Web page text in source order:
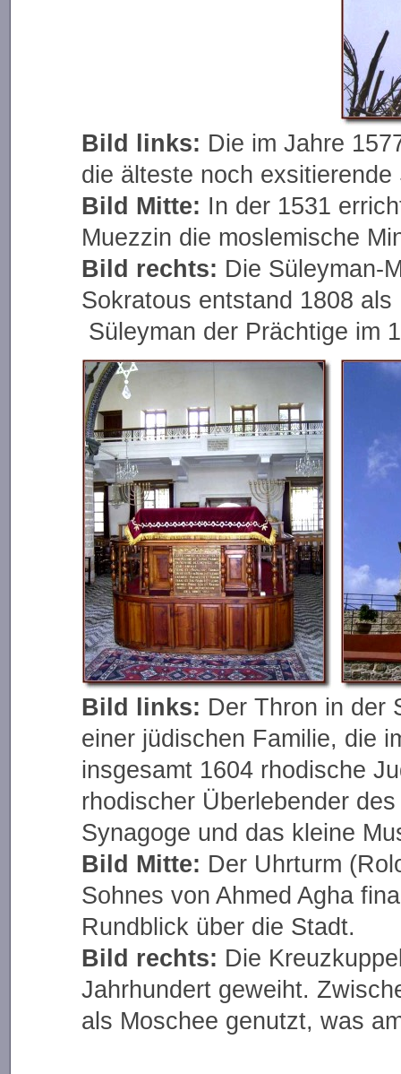
Bild links: Die im Jahre
die älteste noch
Bild Mitte: In der 1531
Muezzin die moslemische
Bild rechts: Die Süleyman-
Sokratous entstand 1808
Süleyman der Prächtige im
Bild links: Der Thron in der
einer jüdischen Familie, die
insgesamt 1604 rhodische
rhodischer Überlebender
Synagoge und das kleine
Bild Mitte: Der Uhrturm
Sohnes von Ahmed Agha
Rundblick über die Stadt.
Bild rechts: Die
Jahrhundert geweiht.
als Moschee genutzt, was